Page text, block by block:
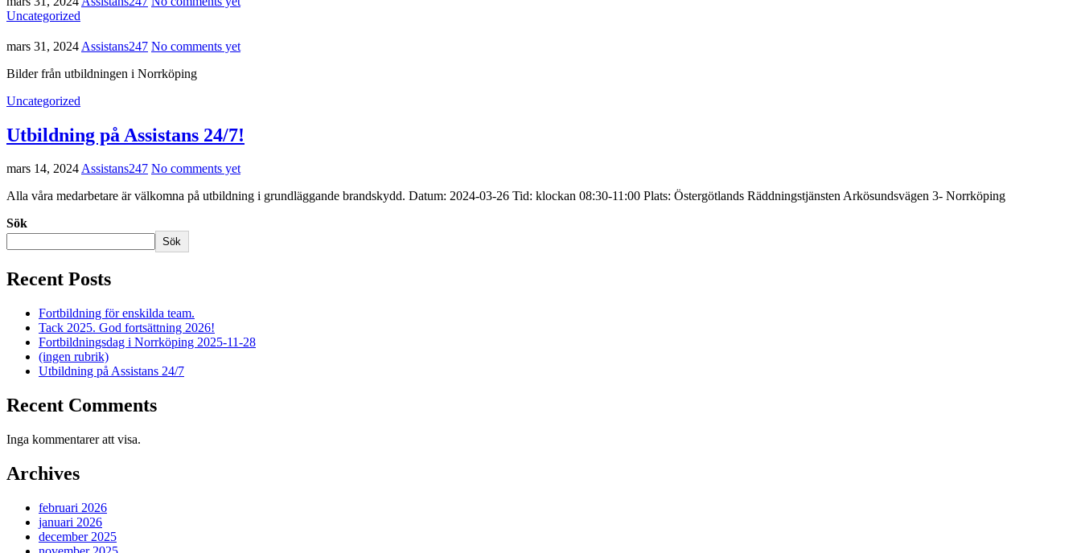
Uncategorized
mars 31, 2024 Assistans247 No comments yet
Bilder från utbildningen i Norrköping
Uncategorized
Utbildning på Assistans 24/7!
mars 14, 2024Assistans247 No comments yet
Alla våra medarbetare är välkomna på utbildning i grundläggande brandskydd. Datum: 2024-03-26 Tid: klockan 08:30-11:00 Plats: Östergötlands Räddningstjänsten Arkösundsvägen 3- Norrköping
Sök
Sök
Recent Posts
Fortbildning för enskilda team.
Tack 2025. God fortsättning 2026!
Fortbildningsdag i Norrköping 2025-11-28
(ingen rubrik)
Utbildning på Assistans 24/7
Recent Comments
Inga kommentarer att visa.
Archives
februari 2026
januari 2026
december 2025